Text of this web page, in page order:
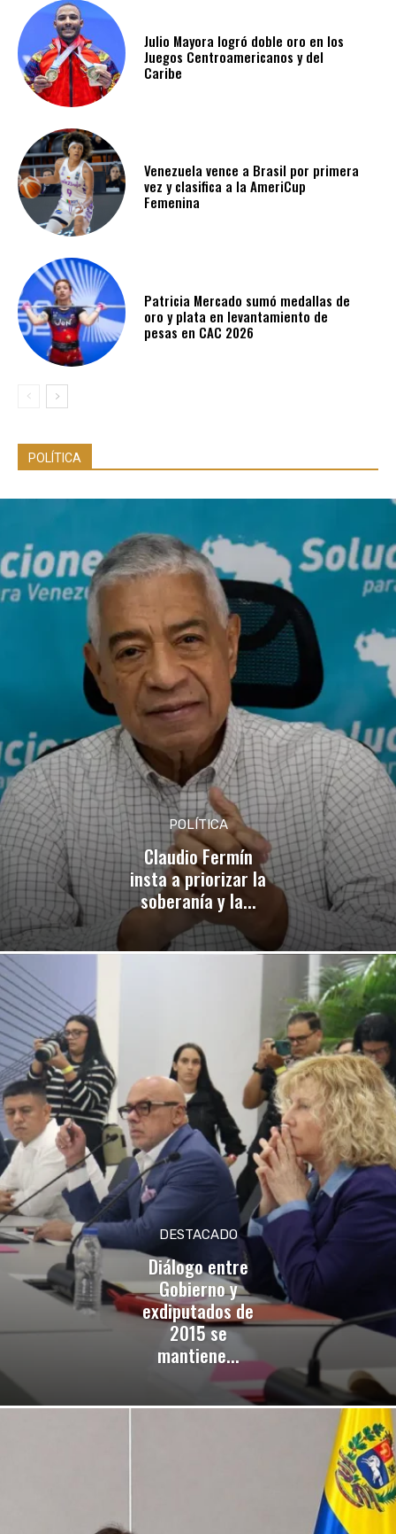
Julio Mayora logró doble oro en los
Juegos Centroamericanos y del
Caribe
Venezuela vence a Brasil por primera
vez y clasifica a la AmeriCup
Femenina​
Patricia Mercado sumó medallas de
oro y plata en levantamiento de
pesas en CAC 2026
POLÍTICA
POLÍTICA
Claudio Fermín
insta a priorizar la
soberanía y la...
DESTACADO
Diálogo entre
Gobierno y
exdiputados de
2015 se
mantiene...